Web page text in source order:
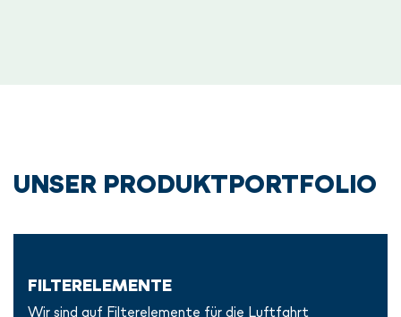
UNSER PRODUKTPORTFOLIO
FILTERELEMENTE
Wir sind auf Filterelemente für die Luftfahrt